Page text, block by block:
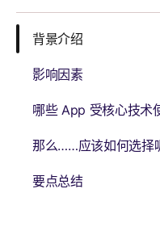
背景介绍
影响因素
哪些 App 受核心技术
那么……应该如何选择
要点总结